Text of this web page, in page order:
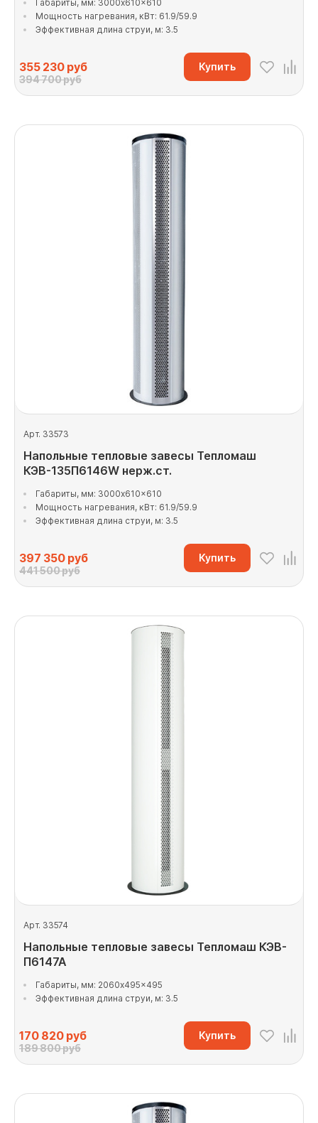
Габариты, мм: 3000x610x610
Мощность нагревания, кВт: 61.9/59.9
Эффективная длина струи, м: 3.5
355 230руб
394 700 руб
Купить
Арт. 33573
Напольные тепловые завесы Тепломаш
КЭВ-135П6146W нерж.ст.
Габариты, мм: 3000x610x610
Мощность нагревания, кВт: 61.9/59.9
Эффективная длина струи, м: 3.5
397 350руб
441 500 руб
Купить
Арт. 33574
Напольные тепловые завесы Тепломаш КЭВ-
П6147А
Габариты, мм: 2060x495x495
Эффективная длина струи, м: 3.5
170 820руб
189 800 руб
Купить